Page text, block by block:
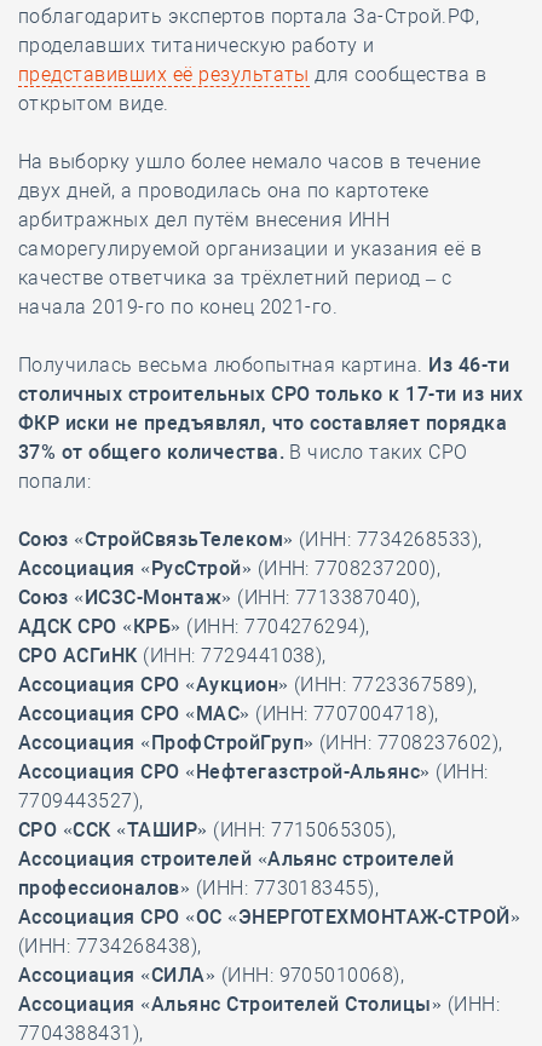
поблагодарить экспертов портала За-Строй.РФ,
проделавших титаническую работу и
представивших её результаты для сообщества в
открытом виде.
На выборку ушло более немало часов в течение
двух дней, а проводилась она по картотеке
арбитражных дел путём внесения ИНН
саморегулируемой организации и указания её в
качестве ответчика за трёхлетний период – с
начала 2019-го по конец 2021-го.
Получилась весьма любопытная картина. Из 46-ти
столичных строительных СРО только к 17-ти из них
ФКР иски не предъявлял, что составляет порядка
37% от общего количества. В число таких СРО
попали:
Союз «СтройСвязьТелеком» (ИНН: 7734268533),
Ассоциация «РусСтрой» (ИНН: 7708237200),
Союз «ИСЗС-Монтаж» (ИНН: 7713387040),
АДСК СРО «КРБ» (ИНН: 7704276294),
СРО АСГиНК (ИНН: 7729441038),
Ассоциация СРО «Аукцион» (ИНН: 7723367589),
Ассоциация СРО «МАС» (ИНН: 7707004718),
Ассоциация «ПрофСтройГруп» (ИНН: 7708237602),
Ассоциация СРО «Нефтегазстрой-Альянс» (ИНН:
7709443527),
СРО «ССК «ТАШИР» (ИНН: 7715065305),
Ассоциация строителей «Альянс строителей
профессионалов» (ИНН: 7730183455),
Ассоциация СРО «ОС «ЭНЕРГОТЕХМОНТАЖ-СТРОЙ»
(ИНН: 7734268438),
Ассоциация «СИЛА» (ИНН: 9705010068),
Ассоциация «Альянс Строителей Столицы» (ИНН:
7704388431),